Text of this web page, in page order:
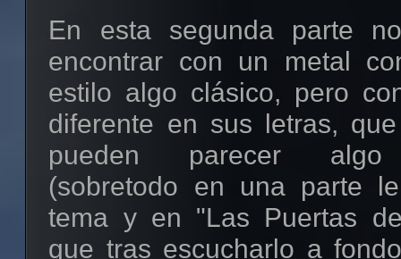
En esta segunda parte
encontrar con un metal
estilo algo clásico, pero
diferente en sus letras,
pueden parecer algo
(sobretodo en una parte
tema y en "Las Puertas
que tras escucharlo a